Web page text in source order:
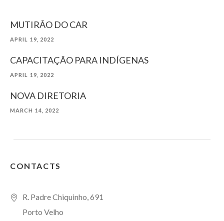
MUTIRÃO DO CAR
APRIL 19, 2022
CAPACITAÇÃO PARA INDÍGENAS
APRIL 19, 2022
NOVA DIRETORIA
MARCH 14, 2022
CONTACTS
R. Padre Chiquinho, 691
Porto Velho